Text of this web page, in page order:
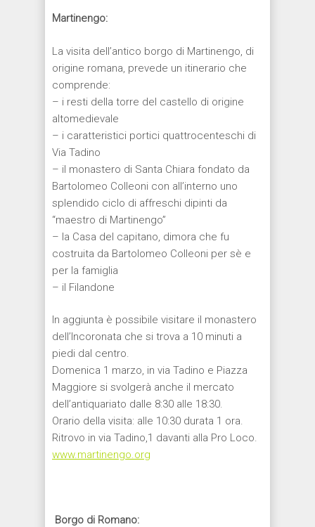
Martinengo:
La visita dell’antico borgo di Martinengo, di
origine romana, prevede un itinerario che
comprende:
– i resti della torre del castello di origine
altomedievale
– i caratteristici portici quattrocenteschi di
Via Tadino
– il monastero di Santa Chiara fondato da
Bartolomeo Colleoni con all’interno uno
splendido ciclo di affreschi dipinti da
“maestro di Martinengo”
– la Casa del capitano, dimora che fu
costruita da Bartolomeo Colleoni per sè e
per la famiglia
– il Filandone
In aggiunta è possibile visitare il monastero
dell’Incoronata che si trova a 10 minuti a
piedi dal centro.
Domenica 1 marzo, in via Tadino e Piazza
Maggiore si svolgerà anche il mercato
dell’antiquariato dalle 8:30 alle 18:30.
Orario della visita: alle 10:30 durata 1 ora.
Ritrovo in via Tadino,1 davanti alla Pro Loco.
www.martinengo.org
Borgo di Romano: